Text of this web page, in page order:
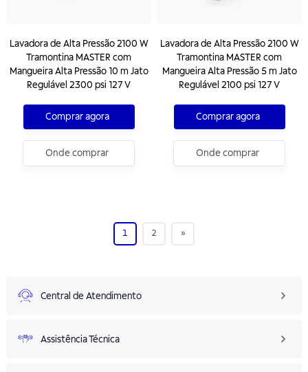
Lavadora de Alta Pressão 2100 W
Tramontina MASTER com
Mangueira Alta Pressão 10 m Jato
Regulável 2300 psi 127 V
Comprar agora
Onde comprar
Lavadora de Alta Pressão 2100 W
Tramontina MASTER com
Mangueira Alta Pressão 5 m Jato
Regulável 2100 psi 127 V
Comprar agora
Onde comprar
1 2 »
Central de Atendimento
Assistência Técnica